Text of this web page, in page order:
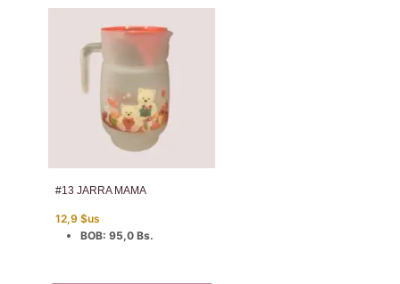
#13 JARRA MAMA
12,9 $us
BOB: 95,0 Bs.